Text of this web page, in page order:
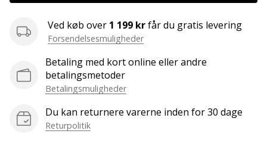
25. 11. 2024
•
Bliv
vores
ambassadør
Ved køb over 1 199 krfår du gratis levering
Forsendelsesmuligheder
Betaling med kort online eller andre
betalingsmetoder
Betalingsmuligheder
Du kan returnere varerne inden for 30 dage
Returpolitik